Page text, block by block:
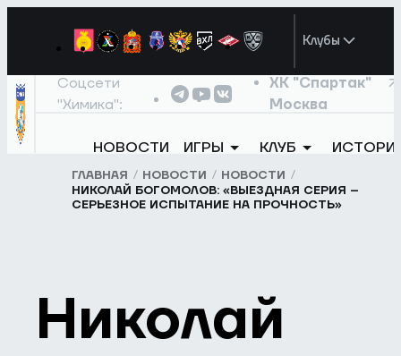
Клубы
Соцсети
"Химика":
ХК "Спартак"
Москва
НОВОСТИ ИГРЫ КЛУБ
ГЛАВНАЯ НОВОСТИ
НОВОСТИ
НИКОЛАЙ БОГОМОЛОВ: «ВЫЕЗДНАЯ СЕРИЯ –
СЕРЬЕЗНОЕ ИСПЫТАНИЕ НА ПРОЧНОСТЬ»
Николай